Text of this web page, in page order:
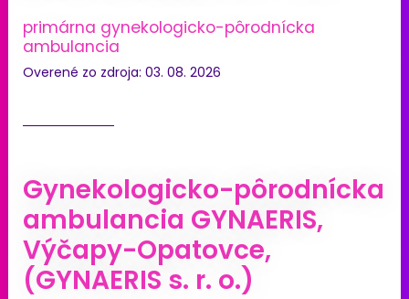
primárna gynekologicko-pôrodnícka
ambulancia
Overené zo zdroja: 03. 08. 2026
Gynekologicko-pôrodnícka
ambulancia GYNAERIS,
Výčapy-Opatovce,
(GYNAERIS s. r. o.)